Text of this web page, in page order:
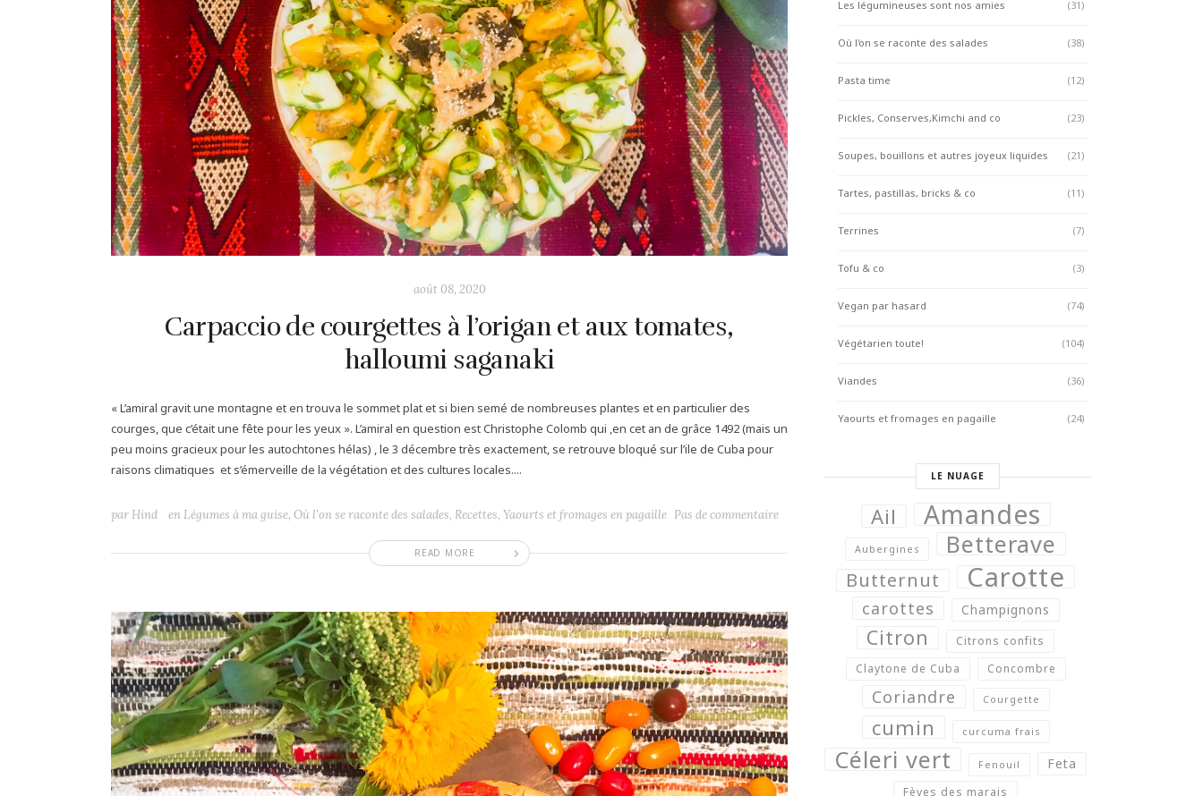
août 08, 2020
Carpaccio de courgettes à l’origan et aux tomates,
halloumi saganaki
« L’amiral gravit une montagne et en trouva le sommet plat et si bien semé de nombreuses plantes et en particulier des
courges, que c’était une fête pour les yeux ». L’amiral en question est Christophe Colomb qui ,en cet an de grâce 1492 (mais un
peu moins gracieux pour les autochtones hélas) , le 3 décembre très exactement, se retrouve bloqué sur l’ile de Cuba pour
raisons climatiques et s’émerveille de la végétation et des cultures locales....
READ MORE
par Hind en Légumes à ma guise, Où l'on se raconte des salades, Recettes, Yaourts et fromages en pagaille Pas de commentaire
Les légumineuses sont nos amies (31)
Où l'on se raconte des salades (38)
Pasta time (12)
Pickles, Conserves,Kimchi and co (23)
Soupes, bouillons et autres joyeux liquides (21)
Tartes, pastillas, bricks & co (11)
Terrines (7)
Tofu & co (3)
Vegan par hasard (74)
Végétarien toute! (104)
Viandes (36)
Yaourts et fromages en pagaille (24)
LE NUAGE
Ail Amandes
Aubergines Betterave
Butternut Carotte
carottes Champignons
Citron
Citrons confits
Claytone de Cuba
Concombre
Coriandre Courgette
cumin curcuma frais
Céleri vert Fenouil Feta
Fèves des marais